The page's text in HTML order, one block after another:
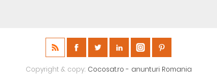
Copyright & copy; Cocosat.ro - anunturi Romania